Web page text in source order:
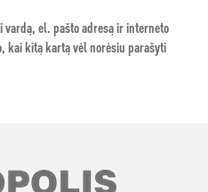
el. pašto adresą ir interneto
kai kitą kartą vėl norėsiu parašyti